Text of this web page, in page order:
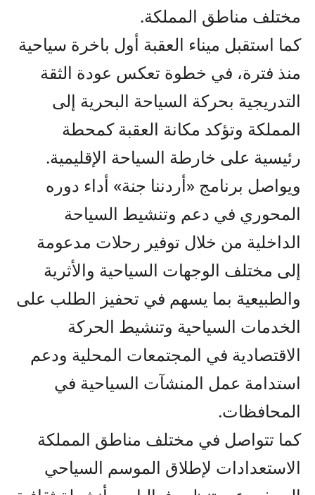
مختلف مناطق المملكة.
كما استقبل ميناء العقبة أول باخرة سياحية
منذ فترة، في خطوة تعكس عودة الثقة
التدريجية بحركة السياحة البحرية إلى
المملكة وتؤكد مكانة العقبة كمحطة
رئيسية على خارطة السياحة الإقليمية.
ويواصل برنامج «أردننا جنة» أداء دوره
المحوري في دعم وتنشيط السياحة
الداخلية من خلال توفير رحلات مدعومة
إلى مختلف الوجهات السياحية والأثرية
والطبيعية بما يسهم في تحفيز الطلب على
الخدمات السياحية وتنشيط الحركة
الاقتصادية في المجتمعات المحلية ودعم
استدامة عمل المنشآت السياحية في
المحافظات.
كما تتواصل في مختلف مناطق المملكة
الاستعدادات لإطلاق الموسم السياحي